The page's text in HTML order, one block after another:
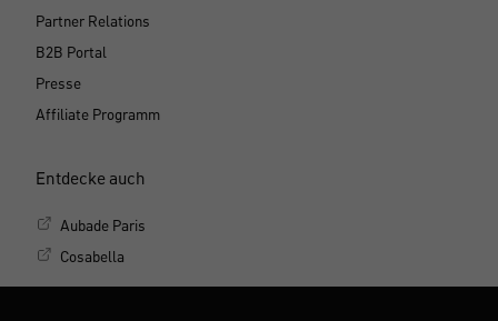
Partner Relations
B2B Portal
Presse
Affiliate Programm
Entdecke auch
Aubade Paris
Cosabella